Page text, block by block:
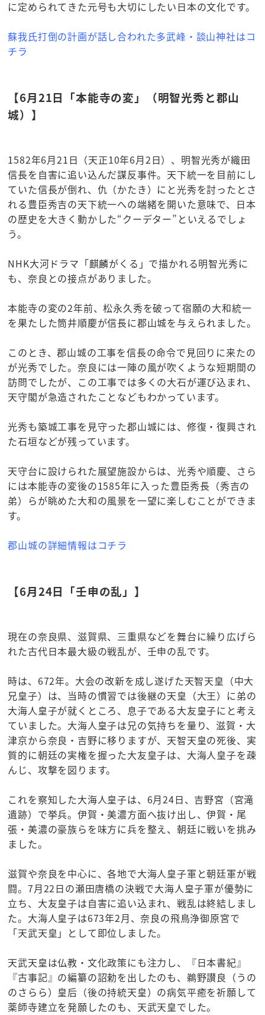
に定められてきた元号も大切にしたい日本の文化です。
蘇我氏打倒の計画が話し合われた多武峰・談山神社はコ
チラ
【6月21日「本能寺の変」（明智光秀と郡山
城）】
1582年6月21日（天正10年6月2日）、明智光秀が織田
信長を自害に追い込んだ謀反事件。天下統一を目前にし
ていた信長が倒れ、仇（かたき）にと光秀を討ったとさ
れる豊臣秀吉の天下統一への端緒を開いた意味で、日本
の歴史を大きく動かした“クーデター”といえるでしょ
う。
NHK大河ドラマ「麒麟がくる」で描かれる明智光秀に
も、奈良との接点がありました。
本能寺の変の2年前、松永久秀を破って宿願の大和統一
を果たした筒井順慶が信長に郡山城を与えられました。
このとき、郡山城の工事を信長の命令で見回りに来たの
が光秀でした。奈良には一陣の風が吹くような短期間の
訪問でしたが、この工事では多くの大石が運び込まれ、
天守閣が急造されたことなどもわかっています。
光秀も築城工事を見守った郡山城には、修復・復興され
た石垣などが残っています。
天守台に設けられた展望施設からは、光秀や順慶、さら
には本能寺の変後の1585年に入った豊臣秀長（秀吉の
弟）らが眺めた大和の風景を一望に楽しむことができま
す。
郡山城の詳細情報はコチラ
【6月24日「壬申の乱」】
現在の奈良県、滋賀県、三重県などを舞台に繰り広げら
れた古代日本最大級の戦乱が、壬申の乱です。
時は、672年。大会の改新を成し遂げた天智天皇（中大
兄皇子）は、当時の慣習では後継の天皇（大王）に弟の
大海人皇子が就くところ、息子である大友皇子にと考え
ていました。大海人皇子は兄の気持ちを量り、滋賀・大
津京から奈良・吉野に移りますが、天智天皇の死後、実
質的に朝廷の実権を握った大友皇子は、大海人皇子を疎
んじ、攻撃を図ります。
これを察知した大海人皇子は、6月24日、吉野宮（宮滝
遺跡）で挙兵。伊賀・美濃方面へ抜け出し、伊賀・尾
張・美濃の豪族らを味方に兵を整え、朝廷に戦いを挑み
ました。
滋賀や奈良を中心に、各地で大海人皇子軍と朝廷軍が戦
闘。7月22日の瀬田唐橋の決戦で大海人皇子軍が優勢に
立ち、大友皇子は自害に追い込まれ、戦乱は終結しまし
た。大海人皇子は673年2月、奈良の飛鳥浄御原宮で
「天武天皇」として即位しました。
天武天皇は仏教・文化政策にも注力し、『日本書紀』
『古事記』の編纂の詔勅を出したのも、鵜野讃良（うの
のさらら）皇后（後の持統天皇）の病気平癒を祈願して
薬師寺建立を発願したのも、天武天皇でした。